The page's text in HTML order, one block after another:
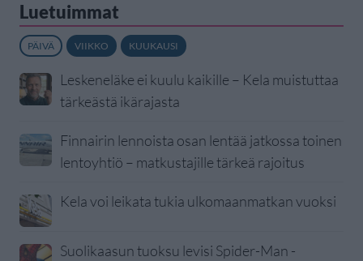
Luetuimmat
PÄIVÄ VIIKKO KUUKAUSI
Leskeneläke ei kuulu kaikille – Kela muistuttaa
tärkeästä ikärajasta
Finnairin lennoista osan lentää jatkossa toinen
lentoyhtiö – matkustajille tärkeä rajoitus
Kela voi leikata tukia ulkomaanmatkan vuoksi
Suolikaasun tuoksu levisi Spider-Man -